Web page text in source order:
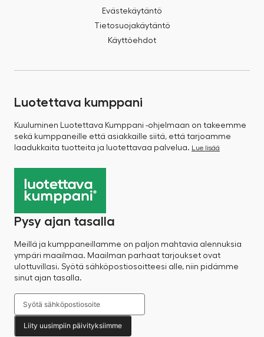
Evästekäytäntö
Tietosuojakäytäntö
Käyttöehdot
Luotettava kumppani
Kuuluminen Luotettava Kumppani -ohjelmaan on takeemme
sekä kumppaneille että asiakkaille siitä, että tarjoamme
laadukkaita tuotteita ja luotettavaa palvelua. Lue lisää
Pysy ajan tasalla
Meillä ja kumppaneillamme on paljon mahtavia alennuksia
ympäri maailmaa. Maailman parhaat tarjoukset ovat
ulottuvillasi. Syötä sähköpostiosoitteesi alle, niin pidämme
sinut ajan tasalla.
Liity uusimpiin päivityksiimme